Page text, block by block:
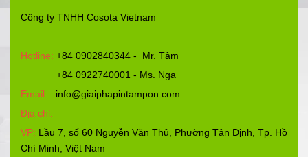
Công ty TNHH Cosota Vietnam
Hotline: +84 0902840344 - Mr. Tâm
+84 0922740001 - Ms. Nga
Email: info@giaiphapintampon.com
Địa chỉ:
VP: Lầu 7, số 60 Nguyễn Văn Thủ, Phường Tân Định, Tp. Hồ
Chí Minh, Việt Nam